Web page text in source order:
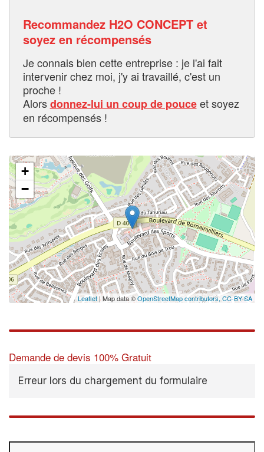
Recommandez H2O CONCEPT et
soyez en récompensés
Je connais bien cette entreprise : je l'ai fait
intervenir chez moi, j'y ai travaillé, c'est un
proche !
Alorsdonnez-lui un coup de pouceet soyez
en récompensés !
+
−
Leaflet| Map data ©OpenStreetMap contributors,CC-BY-SA
Demande de devis 100% Gratuit
Erreur lors du chargement du formulaire